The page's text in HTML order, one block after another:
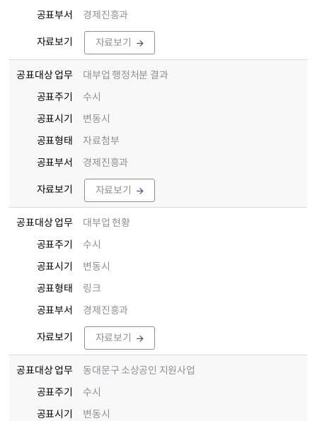
공표부서
경제진흥과
자료보기 자료보기
공표대상 업무
대부업 행정처분 결과
공표주기
수시
공표시기
변동시
공표형태
자료첨부
공표부서
경제진흥과
자료보기 자료보기
공표대상 업무
대부업 현황
공표주기
수시
공표시기
변동시
공표형태
링크
공표부서
경제진흥과
자료보기 자료보기
공표대상 업무
동대문구 소상공인 지원사업
공표주기
수시
공표시기
변동시